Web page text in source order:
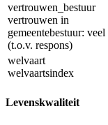
vertrouwen_bestuur
vertrouwen in
gemeentebestuur: veel
(t.o.v. respons)
welvaart
welvaartsindex
Levenskwaliteit